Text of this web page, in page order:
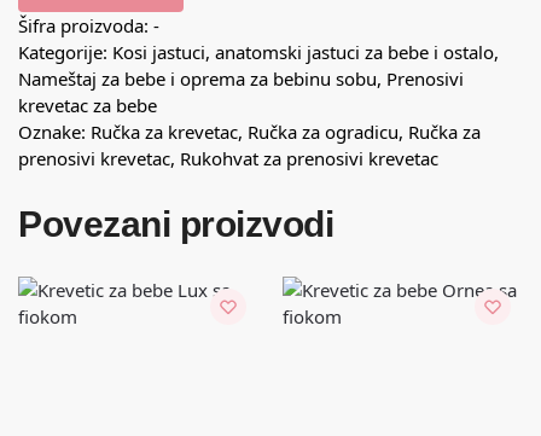
Šifra proizvoda: -
Kategorije: Kosi jastuci, anatomski jastuci za bebe i ostalo,
Nameštaj za bebe i oprema za bebinu sobu, Prenosivi
krevetac za bebe
Oznake: Ručka za krevetac, Ručka za ogradicu, Ručka za
prenosivi krevetac, Rukohvat za prenosivi krevetac
Povezani proizvodi